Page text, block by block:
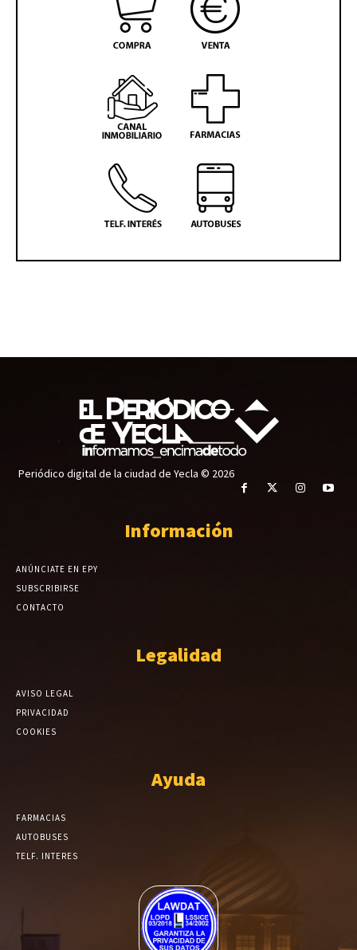
Periódico digital de la ciudad de Yecla © 2026
Información
ANÚNCIATE EN EPY
SUBSCRIBIRSE
CONTACTO
Legalidad
AVISO LEGAL
PRIVACIDAD
COOKIES
Ayuda
FARMACIAS
AUTOBUSES
TELF. INTERES